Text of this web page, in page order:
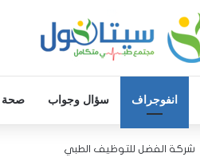
انفوجراف سؤال وجواب صحة
شركة الفضل للتوظيف الطبي